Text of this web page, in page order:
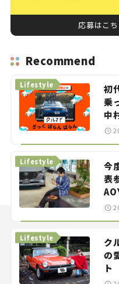
応募はこち
Recommend
初
乗
中
智
Lifestyle
今
表
——
Lifestyle
ク
の
ト
Lifestyle